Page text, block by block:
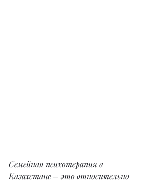
Семейная психотерапия в
Казахстане – это относительно